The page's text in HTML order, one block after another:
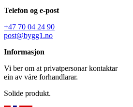
Telefon og e-post
+47 70 04 24 90
post@bygg1.no
Informasjon
Vi ber om at privatpersonar kontaktar
ein av våre forhandlarar.
Solide produkt.